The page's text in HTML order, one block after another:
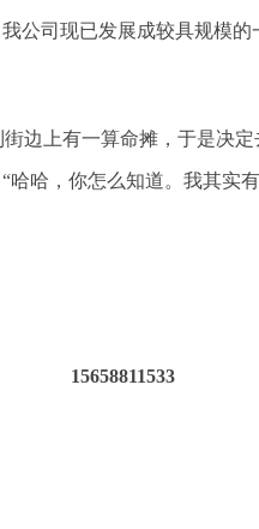
公司现已发展成较具规模的
上有一算命摊，于是决定
哈哈，你怎么知道。我其实
15658811533